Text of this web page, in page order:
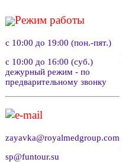
Режим работы
с 10:00 до 19:00 (пон.-пят.)
с 10:00 до 16:00 (суб.)
дежурный режим - по
предварительному звонку
e-mail
zayavka@royalmedgroup.com
sp@funtour.su